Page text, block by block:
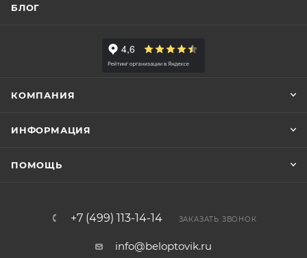
БЛОГ
КОМПАНИЯ
ИНФОРМАЦИЯ
ПОМОЩЬ
+7 (499) 113-14-14 ЗАКАЗАТЬ ЗВОНОК
info@beloptovik.ru